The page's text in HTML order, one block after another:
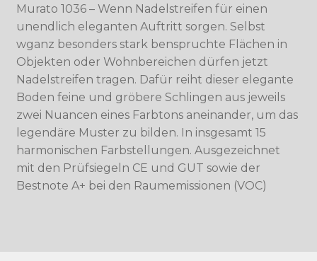
Murato 1036 – Wenn Nadelstreifen für einen
unendlich eleganten Auftritt sorgen. Selbst
wganz besonders stark benspruchte Flächen in
Objekten oder Wohnbereichen dürfen jetzt
Nadelstreifen tragen. Dafür reiht dieser elegante
Boden feine und gröbere Schlingen aus jeweils
zwei Nuancen eines Farbtons aneinander, um das
legendäre Muster zu bilden. In insgesamt 15
harmonischen Farbstellungen. Ausgezeichnet
mit den Prüfsiegeln CE und GUT sowie der
Bestnote A+ bei den Raumemissionen (VOC)